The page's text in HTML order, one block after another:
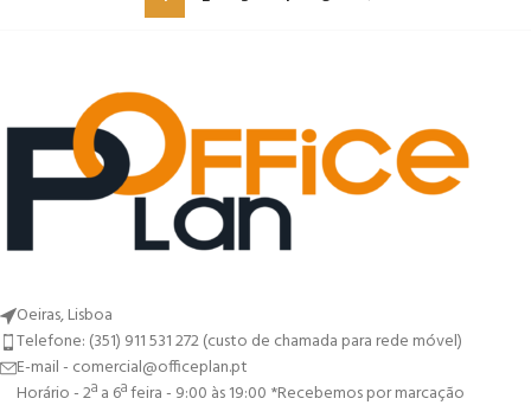
Oeiras, Lisboa
Telefone: (351) 911 531 272 (custo de chamada para rede móvel)
E-mail - comercial@officeplan.pt
Horário - 2ª a 6ª feira - 9:00 às 19:00 *Recebemos por marcação